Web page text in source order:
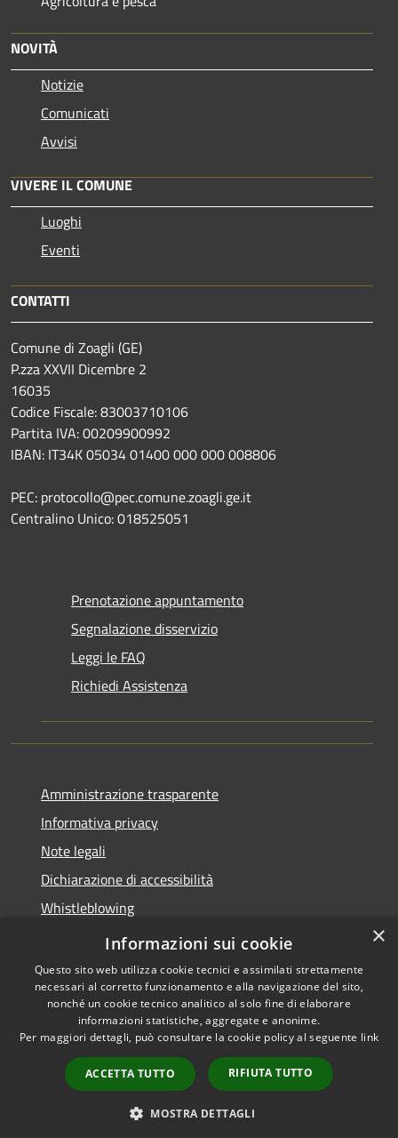
NOVITÀ
Notizie
Comunicati
Avvisi
VIVERE IL COMUNE
Luoghi
Eventi
CONTATTI
Comune di Zoagli (GE)
P.zza XXVII Dicembre 2
16035
Codice Fiscale: 83003710106
Partita IVA: 00209900992
IBAN: IT34K 05034 01400 000 000 008806
PEC: protocollo@pec.comune.zoagli.ge.it
Centralino Unico: 018525051
Prenotazione appuntamento
Segnalazione disservizio
Leggi le FAQ
Richiedi Assistenza
Amministrazione trasparente
Informativa privacy
Note legali
Dichiarazione di accessibilità
Whistleblowing
Piano di miglioramento dei servizi
Accessibilità
Copyright © 2026 • Comune di
Zoagli • Powered by
Municipium•
Accesso
redazione
×
Informazioni sui cookie
Questo sito web utilizza cookie tecnici e assimilati strettamente
necessari al corretto funzionamento e alla navigazione del sito,
nonché un cookie tecnico analitico al solo fine di elaborare
informazioni statistiche, aggregate e anonime.
Per maggiori dettagli, può consultare la cookie policy al seguente link
ACCETTA TUTTO RIFIUTA TUTTO
MOSTRA DETTAGLI